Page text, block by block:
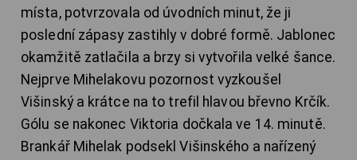
místa, potvrzovala od úvodních minut, že ji
poslední zápasy zastihly v dobré formě. Jablonec
okamžitě zatlačila a brzy si vytvořila velké šance.
Nejprve Mihelakovu pozornost vyzkoušel
Višinský a krátce na to trefil hlavou břevno Krčík.
Gólu se nakonec Viktoria dočkala ve 14. minutě.
Brankář Mihelak podsekl Višinského a nařízený